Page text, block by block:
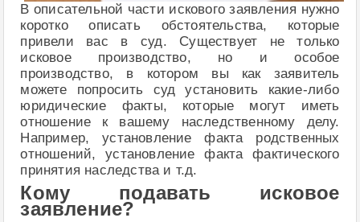
В описательной части искового заявления нужно
коротко описать обстоятельства, которые
привели вас в суд. Существует не только
исковое производство, но и особое
производство, в котором вы как заявитель
можете попросить суд установить какие-либо
юридические факты, которые могут иметь
отношение к вашему наследственному делу.
Например, установление факта родственных
отношений, установление факта фактического
принятия наследства и т.д.
Кому подавать исковое
заявление?